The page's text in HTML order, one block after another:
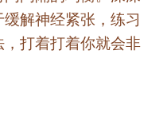
解神经紧张，练习
打着打着你就会非